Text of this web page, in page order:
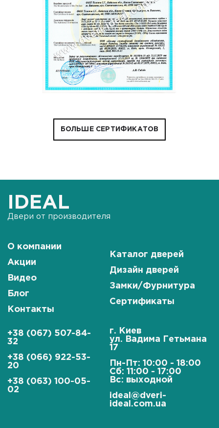
БОЛЬШЕ СЕРТИФИКАТОВ
IDEAL
Двери от производителя
О компании
Акции
Видео
Блог
Контакты
Каталог дверей
Дизайн дверей
Замки/Фурнитура
Сертификаты
+38 (067) 507-84-
32
+38 (066) 922-53-
20
+38 (063) 100-05-
02
г. Киев
ул. Вадима Гетьмана
17
Пн-Пт: 10:00 - 18:00
Сб: 11:00 - 17:00
Вс: выходной
ideal@dveri-
ideal.com.ua